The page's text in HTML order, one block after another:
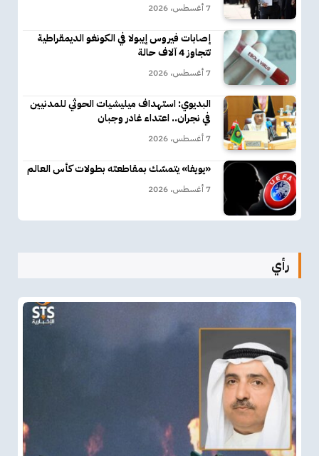
7 أغسطس، 2026
إصابات فيروس إيبولا في الكونغو الديمقراطية
تتجاوز 4 آلاف حالة
7 أغسطس، 2026
البديوي: استهداف ميليشيات الحوثي للمدنيين
في نجران.. اعتداء غادر وجبان
7 أغسطس، 2026
«يويفا» يتمسّك بمقاطعته بطولات كأس العالم
7 أغسطس، 2026
رأي